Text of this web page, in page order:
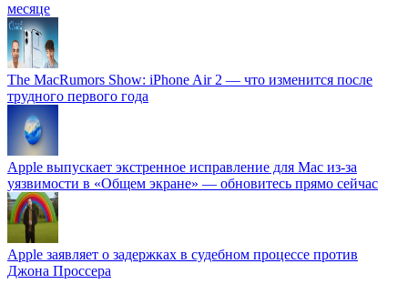
месяце
The MacRumors Show: iPhone Air 2 — что изменится после
трудного первого года
Apple выпускает экстренное исправление для Mac из-за
уязвимости в «Общем экране» — обновитесь прямо сейчас
Apple заявляет о задержках в судебном процессе против
Джона Проссера